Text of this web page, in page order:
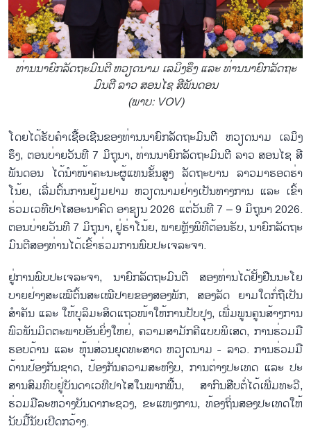
ທ່ານ​ນາ​ຍົກ​ລັດ​ຖະ​ມົນ​ຕີ ຫວຽດ​ນາມ ເລ​ມິງ​ຮຶງ ແລະ ທ່ານ​ນາ​ຍົກ​ລັດ​ຖະ​
ມົນ​ຕີ ລາວ ສອນ​ໄຊ​ ສີ​ພັນ​ດອນ
(ພາບ: VOV)
ໂດຍ​ໄດ້​ຮັບ​ຄຳ​ເຊື້ອ​ເຊີນ​ຂອງ​ທ່ານ​ນາ​ຍົກ​ລັດ​ຖະ​ມົນ​ຕີ ຫວຽດ​ນາມ ເລ​ມິງ​
ຮຶງ, ຕອນ​ບ່າຍ​ວັນ​ທີ 7 ມິ​ຖຸ​ນາ, ທ່ານ​ນາ​ຍົກ​ລັດ​ຖະ​ມົນ​ຕີ ລາວ ສອນ​ໄຊ​ ສີ​
ພັນ​ດອນ ໄດ້​ນຳ​ໜ້າ​ຄະ​ນະ​ຜູ້​ແທນ​ຂັ້ນ​ສູງ ລັດ​ຖະ​ບານ ລາວ​ມາຮອດ​ຮ່າ​
ໂນ້ຍ, ເລີ່ມ​ຕົ້ນ​ການ​ຢ້ຽມ​ຢາມ ຫວຽດ​ນາມ​ຢ່າງ​ເປັນ​ທາງ​ການ ແລະ ເຂົ້າ​
ຮ່ວມ​ເວ​ທີ​ປາ​ໄສ​ອະ​ນາ​ຄົດ ອາ​ຊຽນ 2026 ແຕ່​ວັນ​ທີ 7 – 9 ມິ​ຖຸ​ນາ 2026.
ຕອນ​ບ່າຍ​ວັນ​ທີ 7 ມິ​ຖຸ​ນາ, ຢູ່​ຮ່າ​ໂນ້ຍ, ພາຍຫຼັງ​ພິ​ທີ​ຕ້ອນ​ຮັບ, ​ນາ​ຍົກ​ລັດ​ຖະ​
ມົນ​ຕີ​ສອງ​ທ່ານ​ໄດ້​ເຂົ້າ​ຮ່ວມ​ການ​ພົບ​ປະ​ເຈ​ລະ​ຈາ.
ຢູ່​ການ​ພົບ​ປະ​ເຈ​ລະ​ຈາ, ນາ​ຍົກ​ລັດ​ຖ​ະ​ມົນ​ຕີ ສອງ​ທ່ານ​ໄດ້​ຢັ້ງ​ຢືນ​ນະ​ໂຍ​
ບາຍ​ຢ່າງ​ສະ​ເໝີ​ຕົ້ນ​ສະ​ເໝີ​ປາຍ​ຂອງ​ສອງ​ພັກ, ສອງ​ລັດ ຍາມ​ໃດ​ກໍ່​ຖື​ເປັນ​
ສຳ​ຄັນ ແລະ ໃຫ້​ບຸ​ລິ​ມະ​ສິດ​ແຖວ​ໜ້າ​ໃຫ້​ການ​ປັບ​ປຸງ, ເພີ່ມ​ພູນ​ຄູ​ນ​ສ້າງ​ການ​
ພົວ​ພັນ​ມິດ​ຕະ​ພາບ​ອັນ​ຍິ່ງ​ໃຫຍ່, ຄວາມ​ສາ​ມັກ​ຄີ​ແບບ​ພິ​ເສດ, ການ​ຮ່ວມ​ມື​
ຮອບ​ດ້ານ ແລະ ຫຸ້ນ​ສ່ວນ​ຍຸດ​ທະ​ສາດ ຫວຽດ​ນາມ - ລາວ. ການ​ຮ່ວມ​ມື​
ດ້ານ​ປ້ອງ​ກັນ​ຊາດ, ປ້ອງ​ກັນ​ຄວາມ​ສະ​ຫງົບ, ການ​ຕ່າງ​ປະ​ເທດ ແລະ ປະ​
ສານ​ສົມ​ທົບ​ຢູ່​ບັນ​ດາ​ເວ​ທີປາ​ໄສ​ໃນ​ພາກ​ພື້ນ, ສາ​ກົນ​ສືບ​ຕໍ່​ໄດ້​ເພີ່​ມ​ທະ​ວີ,
ຮ່ວມ​ມື​ລະ​ຫວ່າງ​ບັນ​ດາກະ​ຊວງ, ຂະ​ແໜງ​ການ, ທ້ອງ​ຖິ່ນ​ສອງ​ປະ​ເທດ​ໃຫ້​
ນັບ​ມື້​ນັບ​ເປີດກວ້າງ.